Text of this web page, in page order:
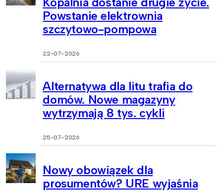
Powstanie elektrownia
szczytowo-pompowa
22-07-2026
Alternatywa dla litu trafia do
domów. Nowe magazyny
wytrzymają 8 tys. cykli
25-07-2026
Nowy obowiązek dla
prosumentów? URE wyjaśnia